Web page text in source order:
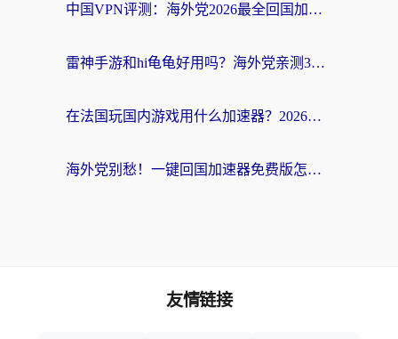
中国VPN评测：海外党2026最全回国加速器选择指南，告别地区限制不踩坑
雷神手游和hi龟龟好用吗？海外党亲测3款回国加速器，教你选对国外到国内加速器
在法国玩国内游戏用什么加速器？2026实测解决延迟卡顿的实用指南
海外党别愁！一键回国加速器免费版怎么选？从踩坑到流畅访问的全攻略
友情链接